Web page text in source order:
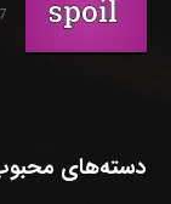
17
دسته‌های